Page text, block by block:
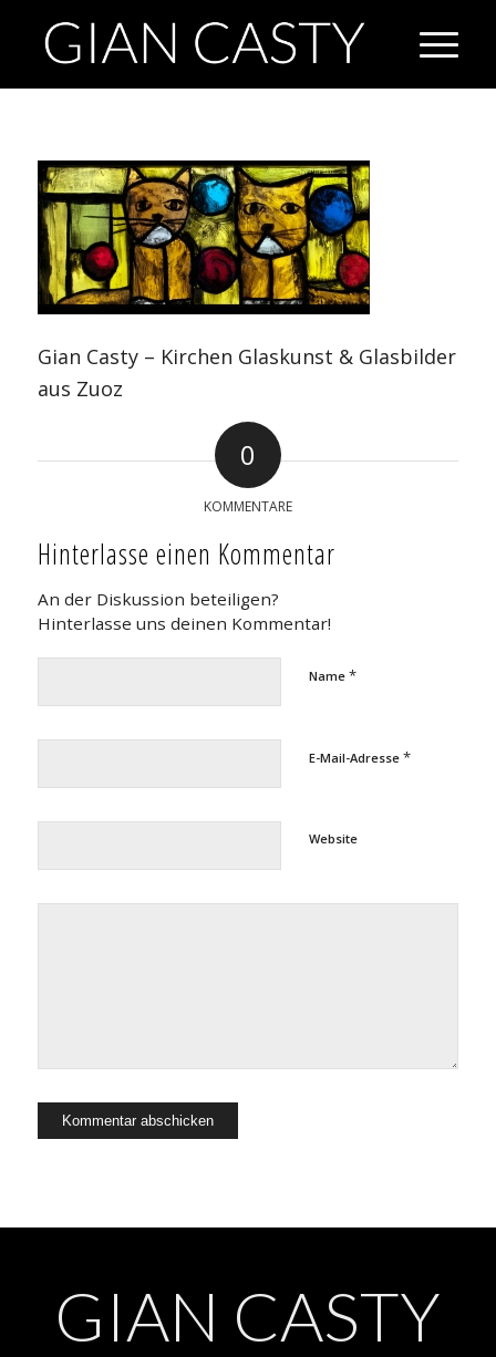
Gian Casty – Kirchen Glaskunst & Glasbilder
aus Zuoz
0
KOMMENTARE
Hinterlasse einen Kommentar
An der Diskussion beteiligen?
Hinterlasse uns deinen Kommentar!
Name *
E-Mail-Adresse *
Website
GIAN CASTY